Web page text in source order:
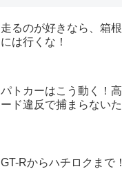
走るのが好きなら、箱
には行くな！
パトカーはこう動く！
ード違反で捕まらない
GT-Rからハチロクまで